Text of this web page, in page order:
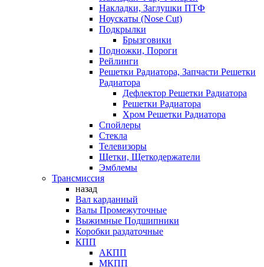
Накладки, Заглушки ПТФ
Ноускаты (Nose Cut)
Подкрылки
Брызговики
Подножки, Пороги
Рейлинги
Решетки Радиатора, Запчасти Решетки
Радиатора
Дефлектор Решетки Радиатора
Решетки Радиатора
Хром Решетки Радиатора
Спойлеры
Стекла
Телевизоры
Щетки, Щеткодержатели
Эмблемы
Трансмиссия
назад
Вал карданный
Валы Промежуточные
Выжимные Подшипники
Коробки раздаточные
КПП
АКПП
МКПП